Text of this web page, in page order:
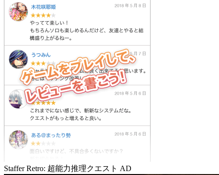
Staffer Retro: 超能力推理クエスト AD